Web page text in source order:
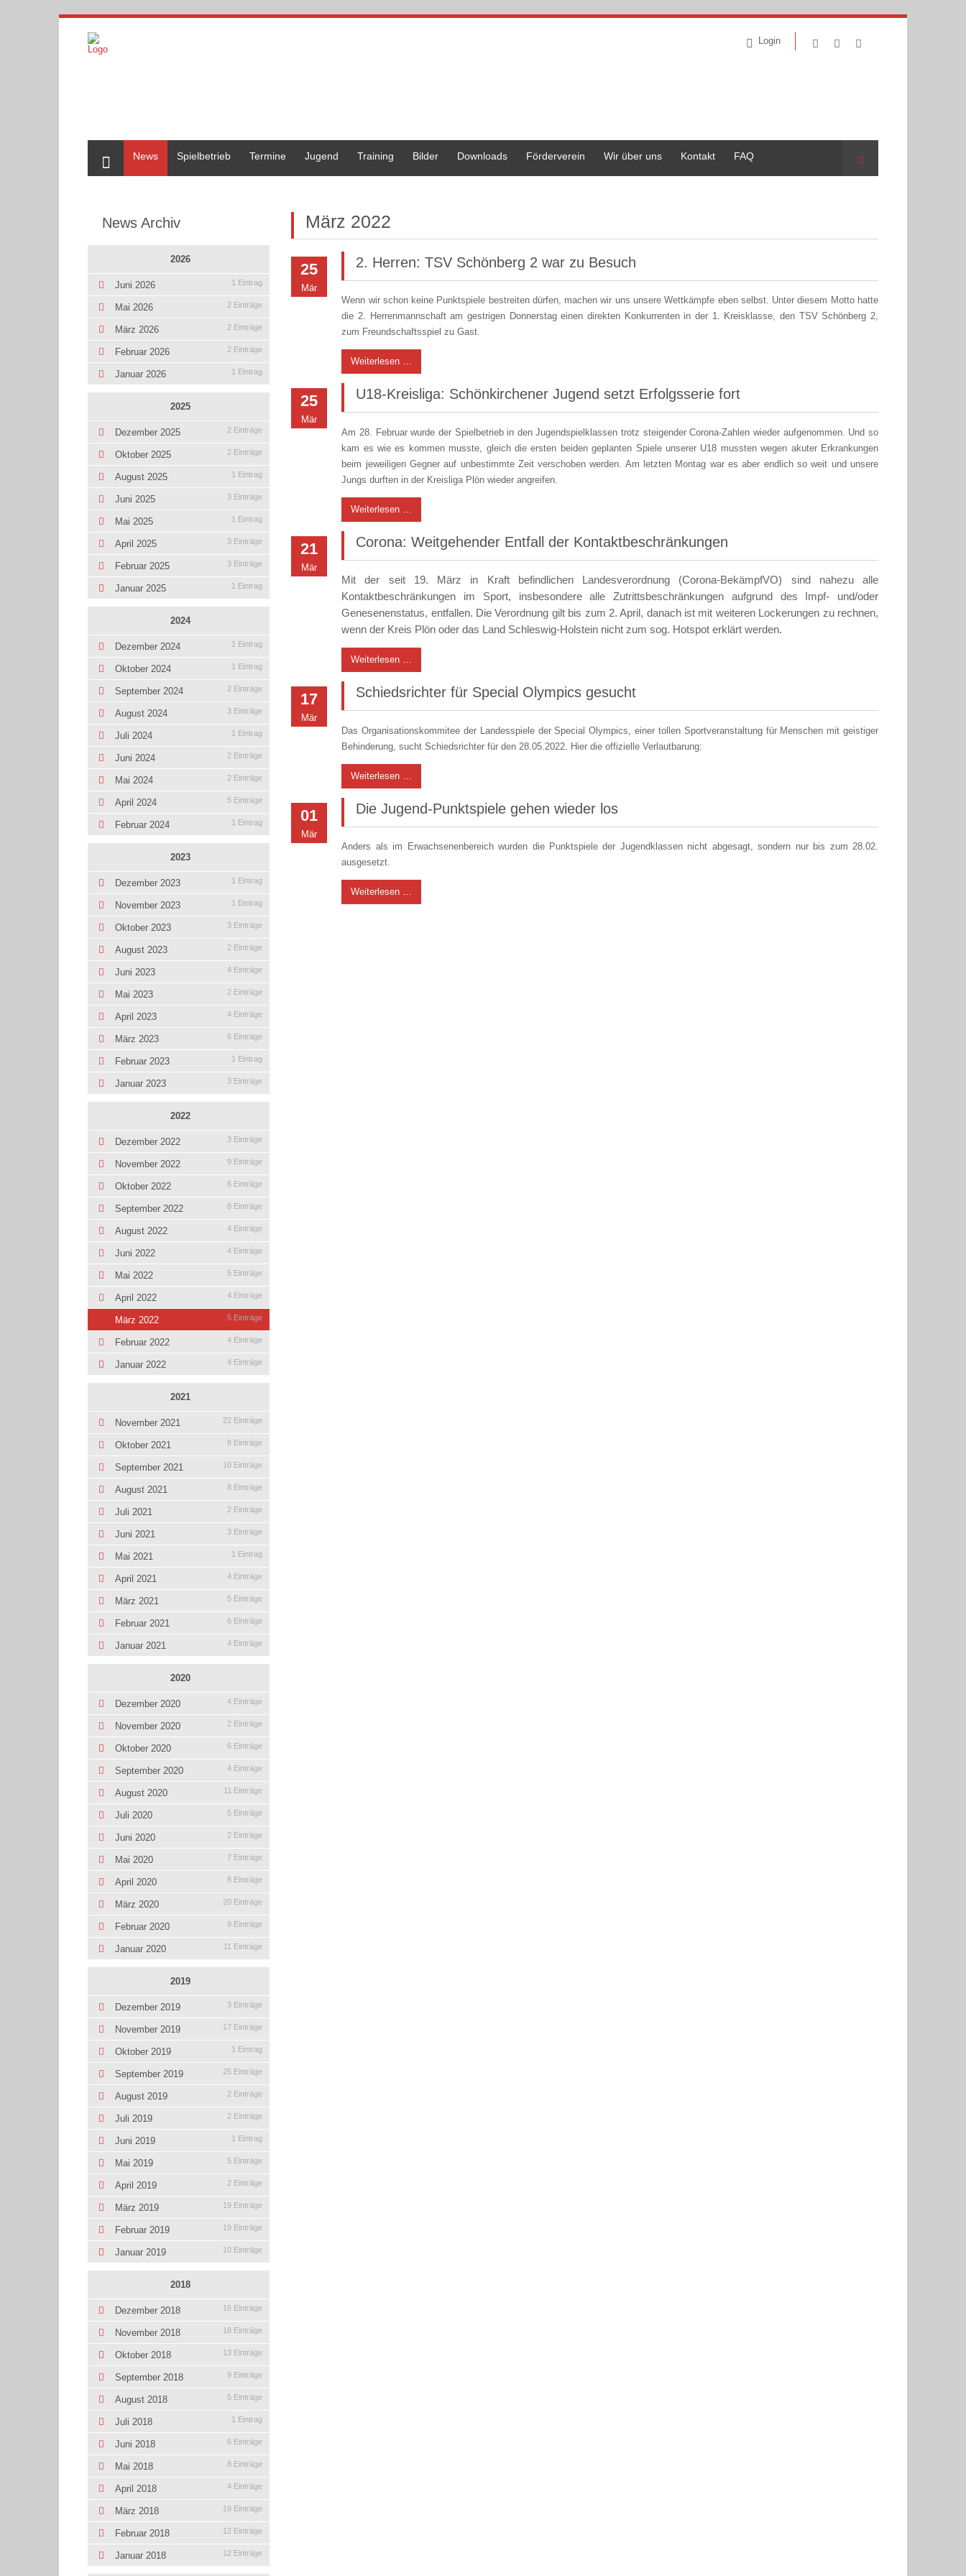
Login
News
Spielbetrieb Termine Jugend Training Bilder Downloads Förderverein Wir über uns Kontakt FAQ Suche
März 2022
25
Mär
2. Herren: TSV Schönberg 2 war zu Besuch
Wenn wir schon keine Punktspiele bestreiten dürfen, machen wir uns unsere Wettkämpfe eben selbst. Unter diesem Motto hatte
die 2. Herrenmannschaft am gestrigen Donnerstag einen direkten Konkurrenten in der 1. Kreisklasse, den TSV Schönberg 2,
zum Freundschaftsspiel zu Gast.
Weiterlesen …
25
Mär
U18-Kreisliga: Schönkirchener Jugend setzt Erfolgsserie fort
Am 28. Februar wurde der Spielbetrieb in den Jugendspielklassen trotz steigender Corona-Zahlen wieder aufgenommen. Und so
kam es wie es kommen musste, gleich die ersten beiden geplanten Spiele unserer U18 mussten wegen akuter Erkrankungen
beim jeweiligen Gegner auf unbestimmte Zeit verschoben werden. Am letzten Montag war es aber endlich so weit und unsere
Jungs durften in der Kreisliga Plön wieder angreifen.
Weiterlesen …
21
Mär
Corona: Weitgehender Entfall der Kontaktbeschränkungen
Mit der seit 19. März in Kraft befindlichen Landesverordnung (Corona-BekämpfVO) sind nahezu alle
Kontaktbeschränkungen im Sport, insbesondere alle Zutrittsbeschränkungen aufgrund des Impf- und/oder
Genesenenstatus, entfallen. Die Verordnung gilt bis zum 2. April, danach ist mit weiteren Lockerungen zu rechnen,
wenn der Kreis Plön oder das Land Schleswig-Holstein nicht zum sog. Hotspot erklärt werden.
Weiterlesen …
17
Mär
Schiedsrichter für Special Olympics gesucht
Das Organisationskommitee der Landesspiele der Special Olympics, einer tollen Sportveranstaltung für Menschen mit geistiger
Behinderung, sucht Schiedsrichter für den 28.05.2022. Hier die offizielle Verlautbarung:
Weiterlesen …
01
Mär
Die Jugend-Punktspiele gehen wieder los
Anders als im Erwachsenenbereich wurden die Punktspiele der Jugendklassen nicht abgesagt, sondern nur bis zum 28.02.
ausgesetzt.
Weiterlesen …
News Archiv
2026
Juni 2026 1 Eintrag
Mai 2026 2 Einträge
März 2026 2 Einträge
Februar 2026 2 Einträge
Januar 2026 1 Eintrag
2025
Dezember 2025 2 Einträge
Oktober 2025 2 Einträge
August 2025 1 Eintrag
Juni 2025 3 Einträge
Mai 2025 1 Eintrag
April 2025 3 Einträge
Februar 2025 3 Einträge
Januar 2025 1 Eintrag
2024
Dezember 2024 1 Eintrag
Oktober 2024 1 Eintrag
September 2024 2 Einträge
August 2024 3 Einträge
Juli 2024 1 Eintrag
Juni 2024 2 Einträge
Mai 2024 2 Einträge
April 2024 5 Einträge
Februar 2024 1 Eintrag
2023
Dezember 2023 1 Eintrag
November 2023 1 Eintrag
Oktober 2023 3 Einträge
August 2023 2 Einträge
Juni 2023 4 Einträge
Mai 2023 2 Einträge
April 2023 4 Einträge
März 2023 6 Einträge
Februar 2023 1 Eintrag
Januar 2023 3 Einträge
2022
Dezember 2022 3 Einträge
November 2022 9 Einträge
Oktober 2022 6 Einträge
September 2022 8 Einträge
August 2022 4 Einträge
Juni 2022 4 Einträge
Mai 2022 5 Einträge
April 2022 4 Einträge
März 2022 5 Einträge
Februar 2022 4 Einträge
Januar 2022 4 Einträge
2021
November 2021 22 Einträge
Oktober 2021 8 Einträge
September 2021 10 Einträge
August 2021 8 Einträge
Juli 2021 2 Einträge
Juni 2021 3 Einträge
Mai 2021 1 Eintrag
April 2021 4 Einträge
März 2021 5 Einträge
Februar 2021 6 Einträge
Januar 2021 4 Einträge
2020
Dezember 2020 4 Einträge
November 2020 2 Einträge
Oktober 2020 6 Einträge
September 2020 4 Einträge
August 2020 11 Einträge
Juli 2020 5 Einträge
Juni 2020 2 Einträge
Mai 2020 7 Einträge
April 2020 8 Einträge
März 2020 20 Einträge
Februar 2020 9 Einträge
Januar 2020 11 Einträge
2019
Dezember 2019 3 Einträge
November 2019 17 Einträge
Oktober 2019 1 Eintrag
September 2019 25 Einträge
August 2019 2 Einträge
Juli 2019 2 Einträge
Juni 2019 1 Eintrag
Mai 2019 5 Einträge
April 2019 2 Einträge
März 2019 19 Einträge
Februar 2019 19 Einträge
Januar 2019 10 Einträge
2018
Dezember 2018 16 Einträge
November 2018 18 Einträge
Oktober 2018 13 Einträge
September 2018 9 Einträge
August 2018 5 Einträge
Juli 2018 1 Eintrag
Juni 2018 6 Einträge
Mai 2018 8 Einträge
April 2018 4 Einträge
März 2018 19 Einträge
Februar 2018 12 Einträge
Januar 2018 12 Einträge